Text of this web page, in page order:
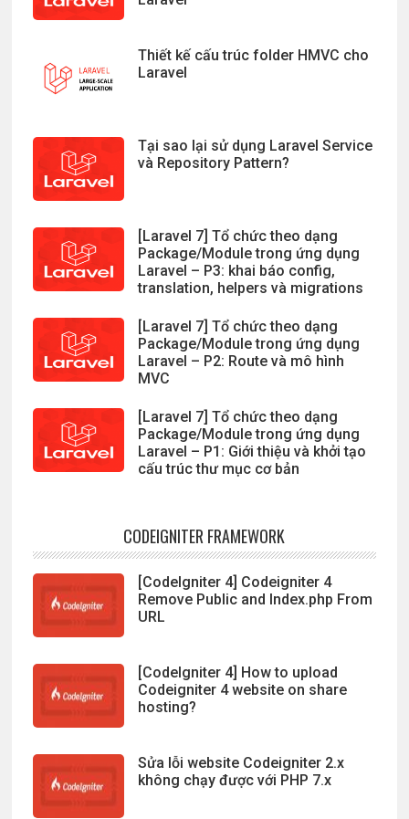
Thiết kế cấu trúc folder HMVC cho
Laravel
Tại sao lại sử dụng Laravel Service
và Repository Pattern?
[Laravel 7] Tổ chức theo dạng
Package/Module trong ứng dụng
Laravel – P3: khai báo config,
translation, helpers và migrations
[Laravel 7] Tổ chức theo dạng
Package/Module trong ứng dụng
Laravel – P2: Route và mô hình
MVC
[Laravel 7] Tổ chức theo dạng
Package/Module trong ứng dụng
Laravel – P1: Giới thiệu và khởi tạo
cấu trúc thư mục cơ bản
CODEIGNITER FRAMEWORK
[CodeIgniter 4] Codeigniter 4
Remove Public and Index.php From
URL
[CodeIgniter 4] How to upload
Codeigniter 4 website on share
hosting?
Sửa lỗi website Codeigniter 2.x
không chạy được với PHP 7.x